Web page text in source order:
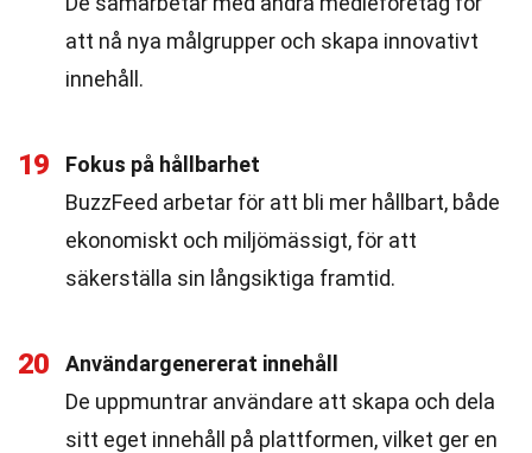
att nå nya målgrupper och skapa innovativt
innehåll.
19
Fokus på hållbarhet
BuzzFeed arbetar för att bli mer hållbart, både
ekonomiskt och miljömässigt, för att
säkerställa sin långsiktiga framtid.
20
Användargenererat innehåll
De uppmuntrar användare att skapa och dela
sitt eget innehåll på plattformen, vilket ger en